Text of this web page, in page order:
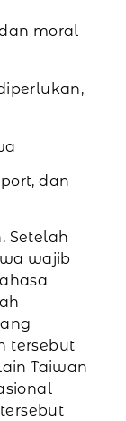
moral
dan
wajib
tersebut
Taiwan